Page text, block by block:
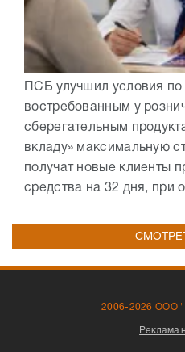
ПСБ улучшил условия
востребованным у
сберегательным
вкладу» максимальную
получат новые клиенты
средства на 32 дня, при
2006-2026 ООО
Реклама